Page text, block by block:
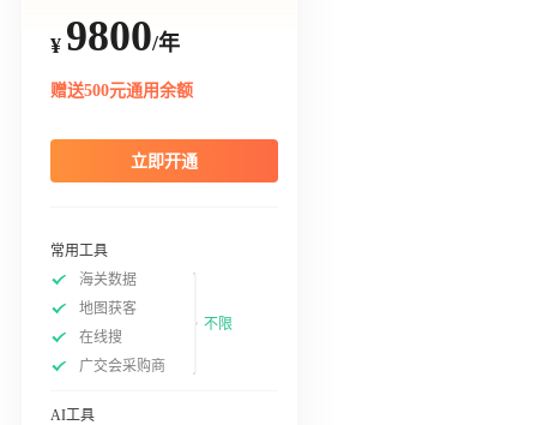
¥ 9800/年
赠送500元通用余额
立即开通
常用工具
海关数据
地图获客
在线搜
广交会采购商
不限
AI工具